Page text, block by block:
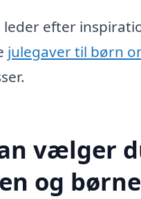
leder efter
julegaver til børn
vælger
og